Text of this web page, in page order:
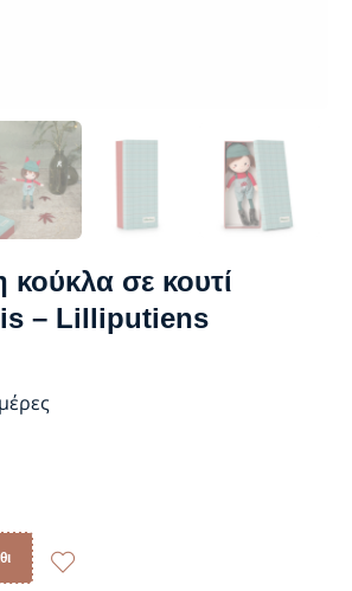
κούκλα σε κουτί
– Lilliputiens